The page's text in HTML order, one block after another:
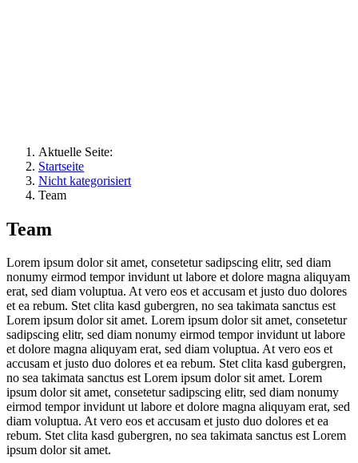
Aktuelle Seite:
Startseite
Nicht kategorisiert
Team
Team
Lorem ipsum dolor sit amet, consetetur sadipscing elitr, sed diam
nonumy eirmod tempor invidunt ut labore et dolore magna aliquyam
erat, sed diam voluptua. At vero eos et accusam et justo duo dolores
et ea rebum. Stet clita kasd gubergren, no sea takimata sanctus est
Lorem ipsum dolor sit amet. Lorem ipsum dolor sit amet, consetetur
sadipscing elitr, sed diam nonumy eirmod tempor invidunt ut labore
et dolore magna aliquyam erat, sed diam voluptua. At vero eos et
accusam et justo duo dolores et ea rebum. Stet clita kasd gubergren,
no sea takimata sanctus est Lorem ipsum dolor sit amet. Lorem
ipsum dolor sit amet, consetetur sadipscing elitr, sed diam nonumy
eirmod tempor invidunt ut labore et dolore magna aliquyam erat, sed
diam voluptua. At vero eos et accusam et justo duo dolores et ea
rebum. Stet clita kasd gubergren, no sea takimata sanctus est Lorem
ipsum dolor sit amet.